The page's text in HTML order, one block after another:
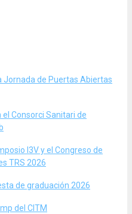
Jornada de Puertas Abiertas
el Consorci Sanitari de
I3V y el Congreso de
TRS 2026
de graduación 2026
del CITM